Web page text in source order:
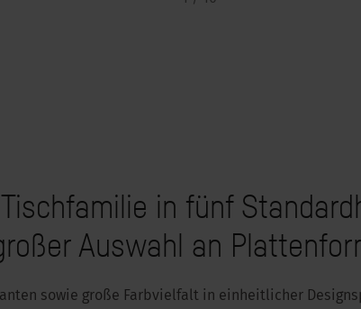
in fünf
Auswahl an
sowie große Farbvielfalt in einheitlicher